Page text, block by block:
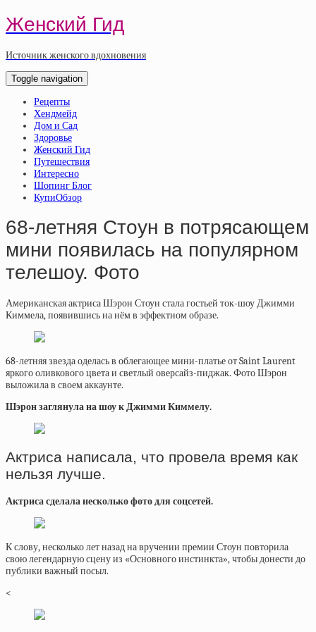
Женский Гид
Источник женского вдохновения
Toggle navigation
Рецепты
Хендмейд
Дом и Сад
Здоровье
Женский Гид
Путешествия
Интересно
Шопинг Блог
КупиОбзор
68-летняя Стоун в потрясающем
мини появилась на популярном
телешоу. Фото
Американская актриса Шэрон Стоун стала гостьей ток-шоу Джимми
Киммела, появившись на нём в эффектном образе.
68-летняя звезда оделась в облегающее мини-платье от Saint Laurent
яркого оливкового цвета и светлый оверсайз-пиджак. Фото Шэрон
выложила в своем аккаунте.
Шэрон заглянула на шоу к Джимми Киммелу.
Актриса написала, что провела время как
нельзя лучше.
Актриса сделала несколько фото для соцсетей.
К слову, несколько лет назад на вручении премии Стоун повторила
свою легендарную сцену из «Основного инстинкта», чтобы донести до
публики важный посыл.
<